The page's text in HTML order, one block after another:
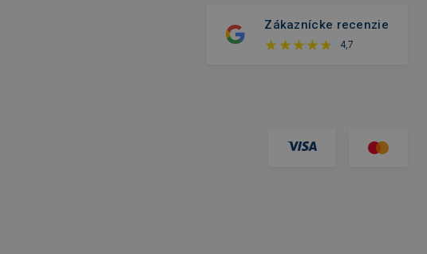
Zákaznícke recenzie
4,7